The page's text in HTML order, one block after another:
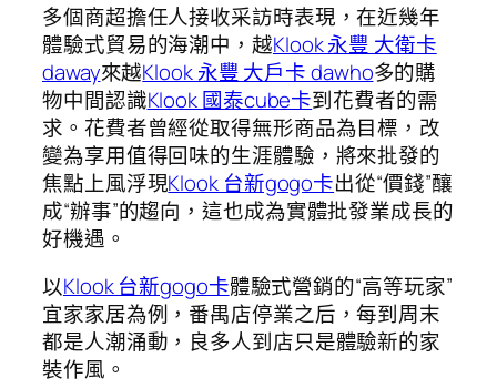
多個商超擔任人接收采訪時表現，在近幾年
體驗式貿易的海潮中，越Klook 永豐 大衛卡
daway來越Klook 永豐 大戶卡 dawho多的購
物中間認識Klook 國泰cube卡到花費者的需
求。花費者曾經從取得無形商品為目標，改
變為享用值得回味的生涯體驗，將來批發的
焦點上風浮現Klook 台新gogo卡出從“價錢”釀
成“辦事”的趨向，這也成為實體批發業成長的
好機遇。
以Klook 台新gogo卡體驗式營銷的“高等玩家”
宜家家居為例，番禺店停業之后，每到周末
都是人潮涌動，良多人到店只是體驗新的家
裝作風。